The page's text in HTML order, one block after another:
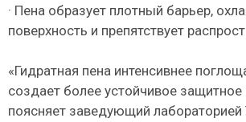
· Пена образует плотный барьер,
поверхность и препятствует
«Гидратная пена интенсивнее
создает более устойчивое
поясняет заведующий